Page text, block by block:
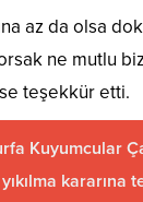
az da olsa
ne mutlu
teşekkür etti.
Kuyumcular
kararına